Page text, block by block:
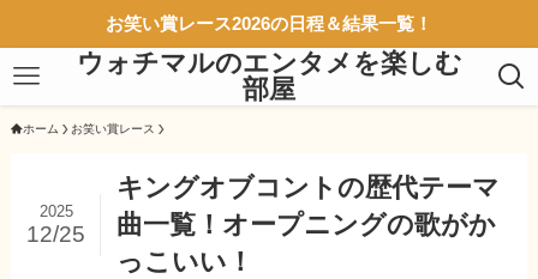
お笑い賞レース2026の日程＆結果一覧！
ウォチマルのエンタメを楽しむ
部屋
ホーム お笑い賞レース
キングオブコントの歴代テーマ
曲一覧！オープニングの歌がか
っこいい！
2025
12/25